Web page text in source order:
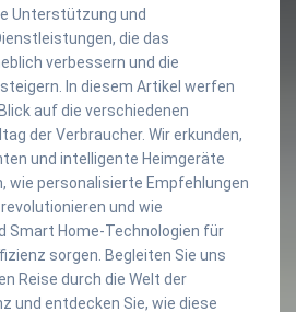
Unterstützung und
die das
verbessern und die
In diesem Artikel werfen
auf die verschiedenen
der Verbraucher. Wir erkunden,
und intelligente Heimgeräte
wie personalisierte Empfehlungen
und wie
Smart Home-Technologien für
sorgen. Begleiten Sie uns
Reise durch die Welt der
und entdecken Sie, wie diese